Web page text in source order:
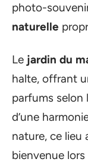
photo-
naturelle
Le jardin du
halte, offrant
parfums selon
d’une
nature, ce lieu
bienvenue